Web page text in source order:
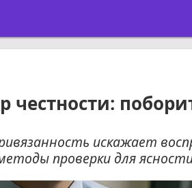
честности:
искажает
проверки для